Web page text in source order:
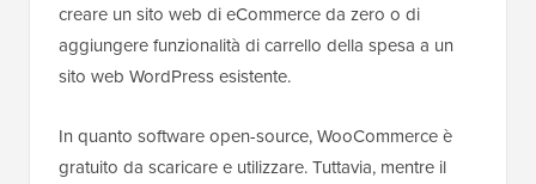
creare un sito web di eCommerce da zero o di
aggiungere funzionalità di carrello della spesa a un
sito web WordPress esistente.
In quanto software open-source, WooCommerce è
gratuito da scaricare e utilizzare. Tuttavia, mentre il